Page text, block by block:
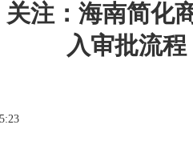
关注：海南简化
入审批流程